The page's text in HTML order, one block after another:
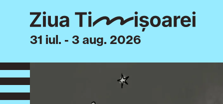
31 iul. - 3 aug. 2026